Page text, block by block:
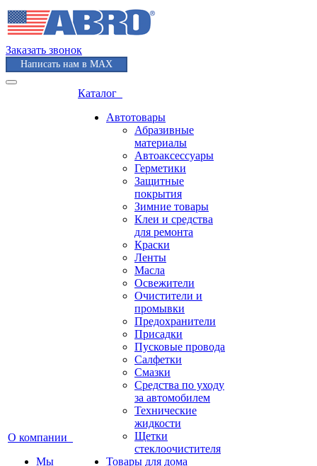
Заказать звонок
Написать нам в MAX
О компании
Мы
Каталог
Автотовары
Абразивные
материалы
Автоаксессуары
Герметики
Защитные
покрытия
Зимние товары
Клеи и средства
для ремонта
Краски
Ленты
Масла
Освежители
Очистители и
промывки
Предохранители
Присадки
Пусковые провода
Салфетки
Смазки
Средства по уходу
за автомобилем
Технические
жидкости
Щетки
стеклоочистителя
Товары для дома